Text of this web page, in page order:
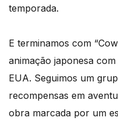
temporada.
E terminamos com
animação japonesa
EUA. Seguimos um
recompensas em
obra marcada por um